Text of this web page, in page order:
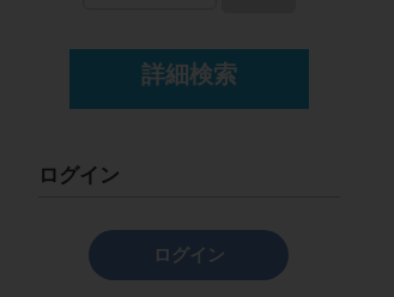
詳細検索
ログイン
ログイン